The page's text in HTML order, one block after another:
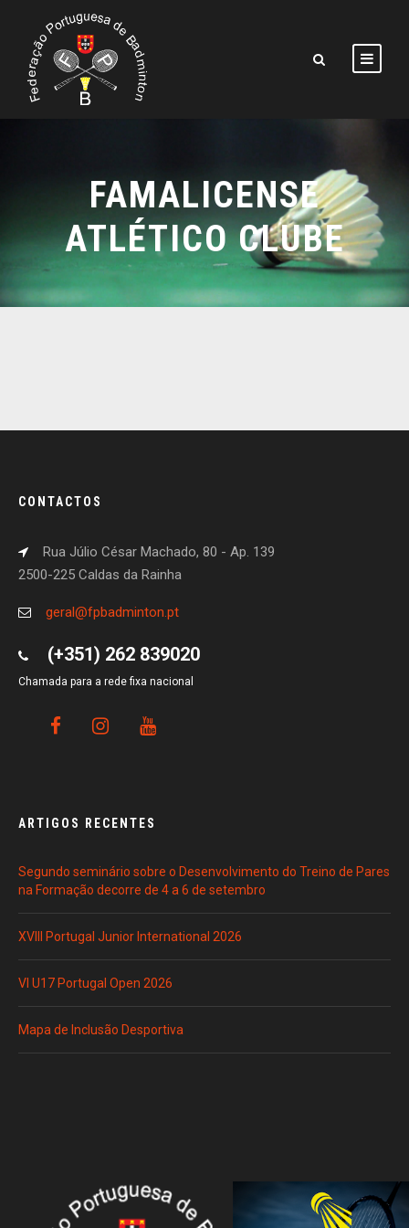
FAMALICENSE
ATLÉTICO CLUBE
CONTACTOS
Rua Júlio César Machado, 80 - Ap. 139
2500-225 Caldas da Rainha
geral@fpbadminton.pt
(+351) 262 839020
Chamada para a rede fixa nacional
ARTIGOS RECENTES
Segundo seminário sobre o Desenvolvimento do Treino de Pares
na Formação decorre de 4 a 6 de setembro
XVIII Portugal Junior International 2026
VI U17 Portugal Open 2026
Mapa de Inclusão Desportiva